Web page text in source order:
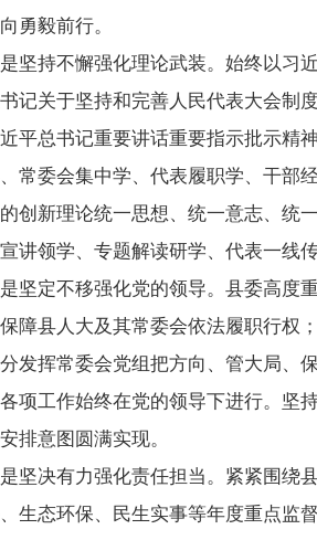
勇毅前行。
坚持不懈强化理论武装。始终以习
记关于坚持和完善人民代表大会制
平总书记重要讲话重要指示批示精
常委会集中学、代表履职学、干部
创新理论统一思想、统一意志、统
讲领学、专题解读研学、代表一线
坚定不移强化党的领导。县委高度
障县人大及其常委会依法履职行权
发挥常委会党组把方向、管大局、
项工作始终在党的领导下进行。坚
排意图圆满实现。
坚决有力强化责任担当。紧紧围绕
生态环保、民生实事等年度重点监